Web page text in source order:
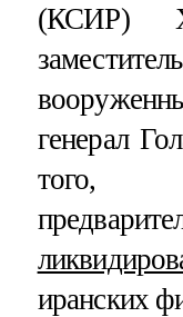
(КСИР)
генерал
того,
иранских